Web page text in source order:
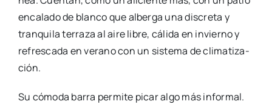
enca­la­do de blan­co que alber­ga una dis­cre­ta y
tran­qui­la terra­za al aire libre, cáli­da en invierno y
refres­ca­da en verano con un sis­te­ma de cli­ma­ti­za­
ción.
Su cómo­da barra per­mi­te picar algo más infor­mal.